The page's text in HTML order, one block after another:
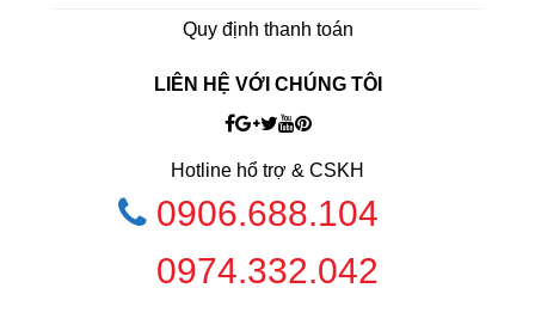
Quy định thanh toán
LIÊN HỆ VỚI CHÚNG TÔI
Hotline hổ trợ & CSKH
0906.688.104
0974.332.042